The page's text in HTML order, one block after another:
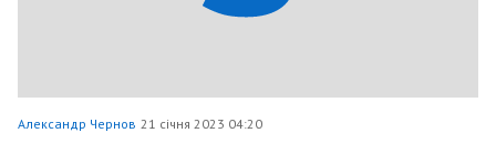
Александр Чернов 21 січня 2023 04:20